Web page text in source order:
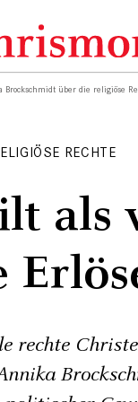
Brockschmidt über die religiöse
RECHTE
als
rechte